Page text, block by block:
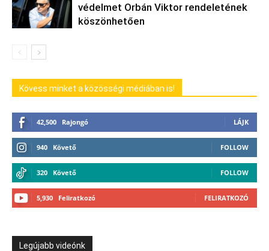
védelmet Orbán Viktor rendeletének
köszönhetően
Kövess minket a közösségi médiában is!
42,500 Rajongó LÁJK
940 Követő FOLLOW
320 Követő FOLLOW
5,930 Feliratkozó FELIRATKOZÓ
Legújabb videónk